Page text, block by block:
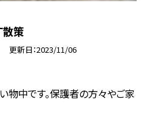
散策
更新日 2023/11/06
物中です。保護者の方々やご家